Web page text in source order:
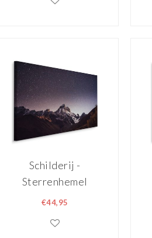
Canvas
Schilderij -
Sterrenhemel
boven de Bergen,
Print
€44,95